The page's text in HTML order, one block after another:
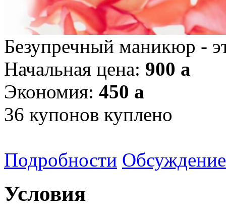
Безупречный маникюр -
Начальная цена: 900 a
Экономия: 450 a
36 купонов куплено
Подробности Обсуждение
Условия